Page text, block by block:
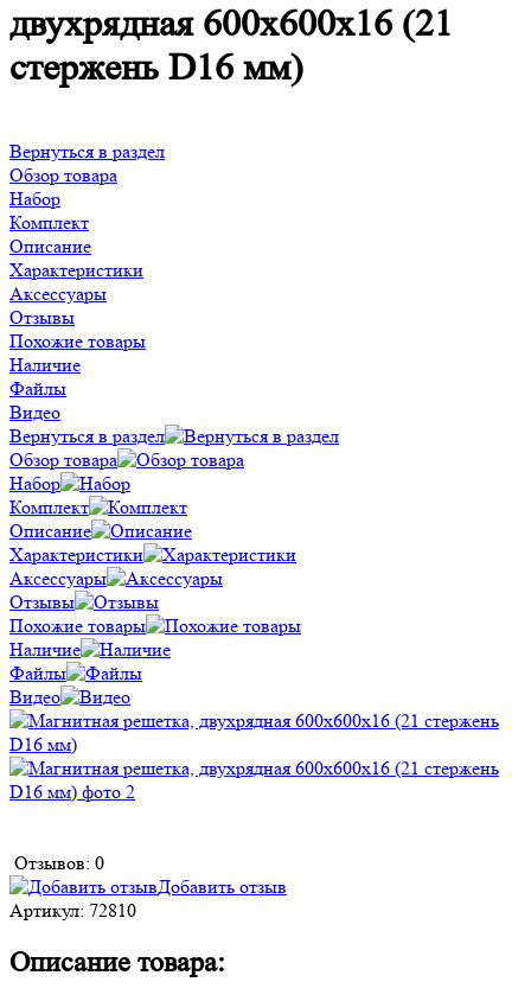
двухрядная 600х600х16 (21
стержень D16 мм)
Вернуться в раздел
Обзор товара
Набор
Комплект
Описание
Характеристики
Аксессуары
Отзывы
Похожие товары
Наличие
Файлы
Видео
Вернуться в раздел
Обзор товара
Набор
Комплект
Описание
Характеристики
Аксессуары
Отзывы
Похожие товары
Наличие
Файлы
Видео
Отзывов: 0
Добавить отзыв
Артикул: 72810
Описание товара: